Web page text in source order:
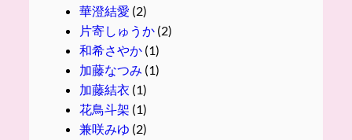
華澄結愛 (2)
片寄しゅうか(2)
和希さやか(1)
加藤なつみ (1)
加藤結衣 (1)
花鳥斗架 (1)
兼咲みゆ (2)